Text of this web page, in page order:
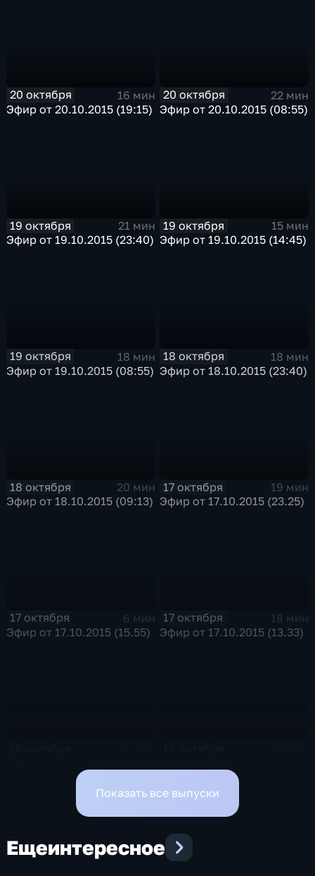
20 октября
16 мин
Эфир от 20.10.2015 (19:15)
20 октября
22 мин
Эфир от 20.10.2015 (08:55)
19 октября
21 мин
Эфир от 19.10.2015 (23:40)
19 октября
15 мин
Эфир от 19.10.2015 (14:45)
19 октября
18 мин
Эфир от 19.10.2015 (08:55)
18 октября
18 мин
Эфир от 18.10.2015 (23:40)
18 октября
20 мин
Эфир от 18.10.2015 (09:13)
17 октября
19 мин
Эфир от 17.10.2015 (23.25)
17 октября
6 мин
Эфир от 17.10.2015 (15.55)
17 октября
18 мин
Эфир от 17.10.2015 (13.33)
Показать все выпуски
Ещеинтересное